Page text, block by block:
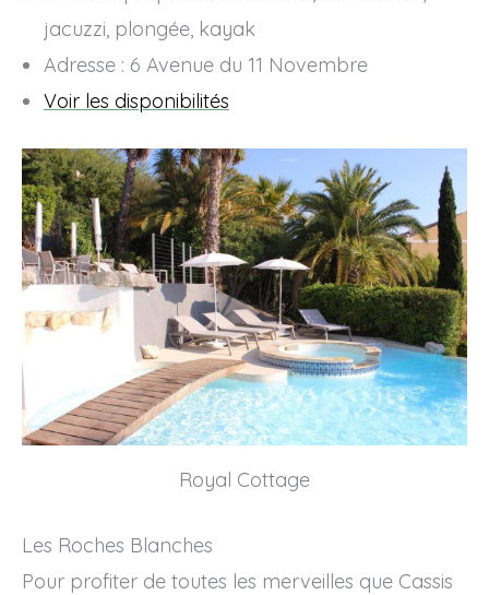
jacuzzi, plongée, kayak
Adresse : 6 Avenue du 11 Novembre
Voir les disponibilités
Royal Cottage
Les Roches Blanches
Pour profiter de toutes les merveilles que Cassis